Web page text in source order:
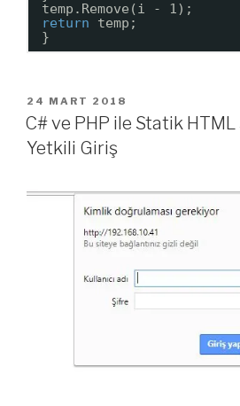
temp.Remove(i - 1);
return
temp;
}
YAYIM
TARIHI
24 MART 2018
C# ve PHP ile Statik HTML
Yetkili Giriş